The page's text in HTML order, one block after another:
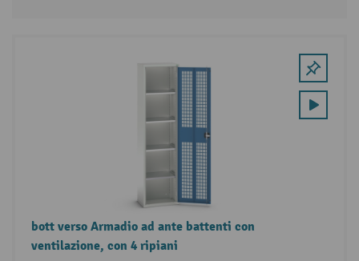
bott verso Armadio ad ante battenti con
ventilazione, con 4 ripiani